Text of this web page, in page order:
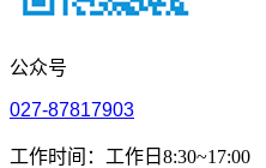
公众号
027-87817903
工作时间：工作日8:30~17:00